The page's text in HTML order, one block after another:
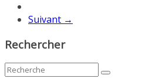
Suivant →
Rechercher